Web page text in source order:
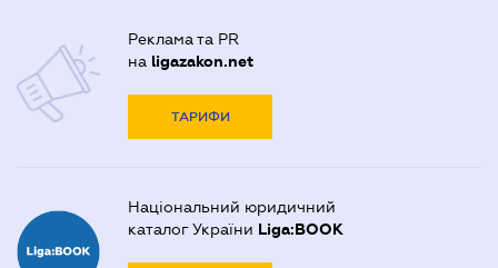
Реклама та PR
на ligazakon.net
ТАРИФИ
Національний юридичний
каталог України Liga:BOOK